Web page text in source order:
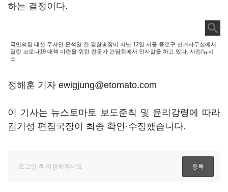
하는 결정이다.
국민의힘 대선 주자인 윤석열 전 검찰총장이 지난 12일 서울 종로구 선거사무실에서
열린 코로나19 대책 마련을 위한 전문가 간담회에서 인사말을 하고 있다. 사진/뉴시
스
정해훈 기자 ewigjung@etomato.com
이 기사는 뉴스토마토 보도준칙 및 윤리강령에 따라
김기성 편집국장이 최종 확인·수정했습니다.